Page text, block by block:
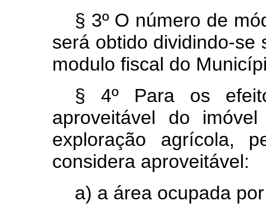
§ 3º O número de
será obtido dividindo-se
modulo fiscal do
§ 4º Para os
aproveitável do
exploração agrícola,
considera aproveitável:
a) a área ocupada